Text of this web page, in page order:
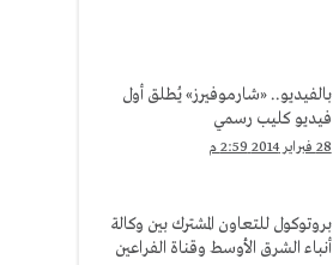
بالفيديو.. «شارموفيرز» يُطلق أول
فيديو كليب رسمي
28 فبراير 2014 2:59 م
بروتوكول للتعاون المشترك بين وكالة
أنباء الشرق الأوسط وقناة الفراعين